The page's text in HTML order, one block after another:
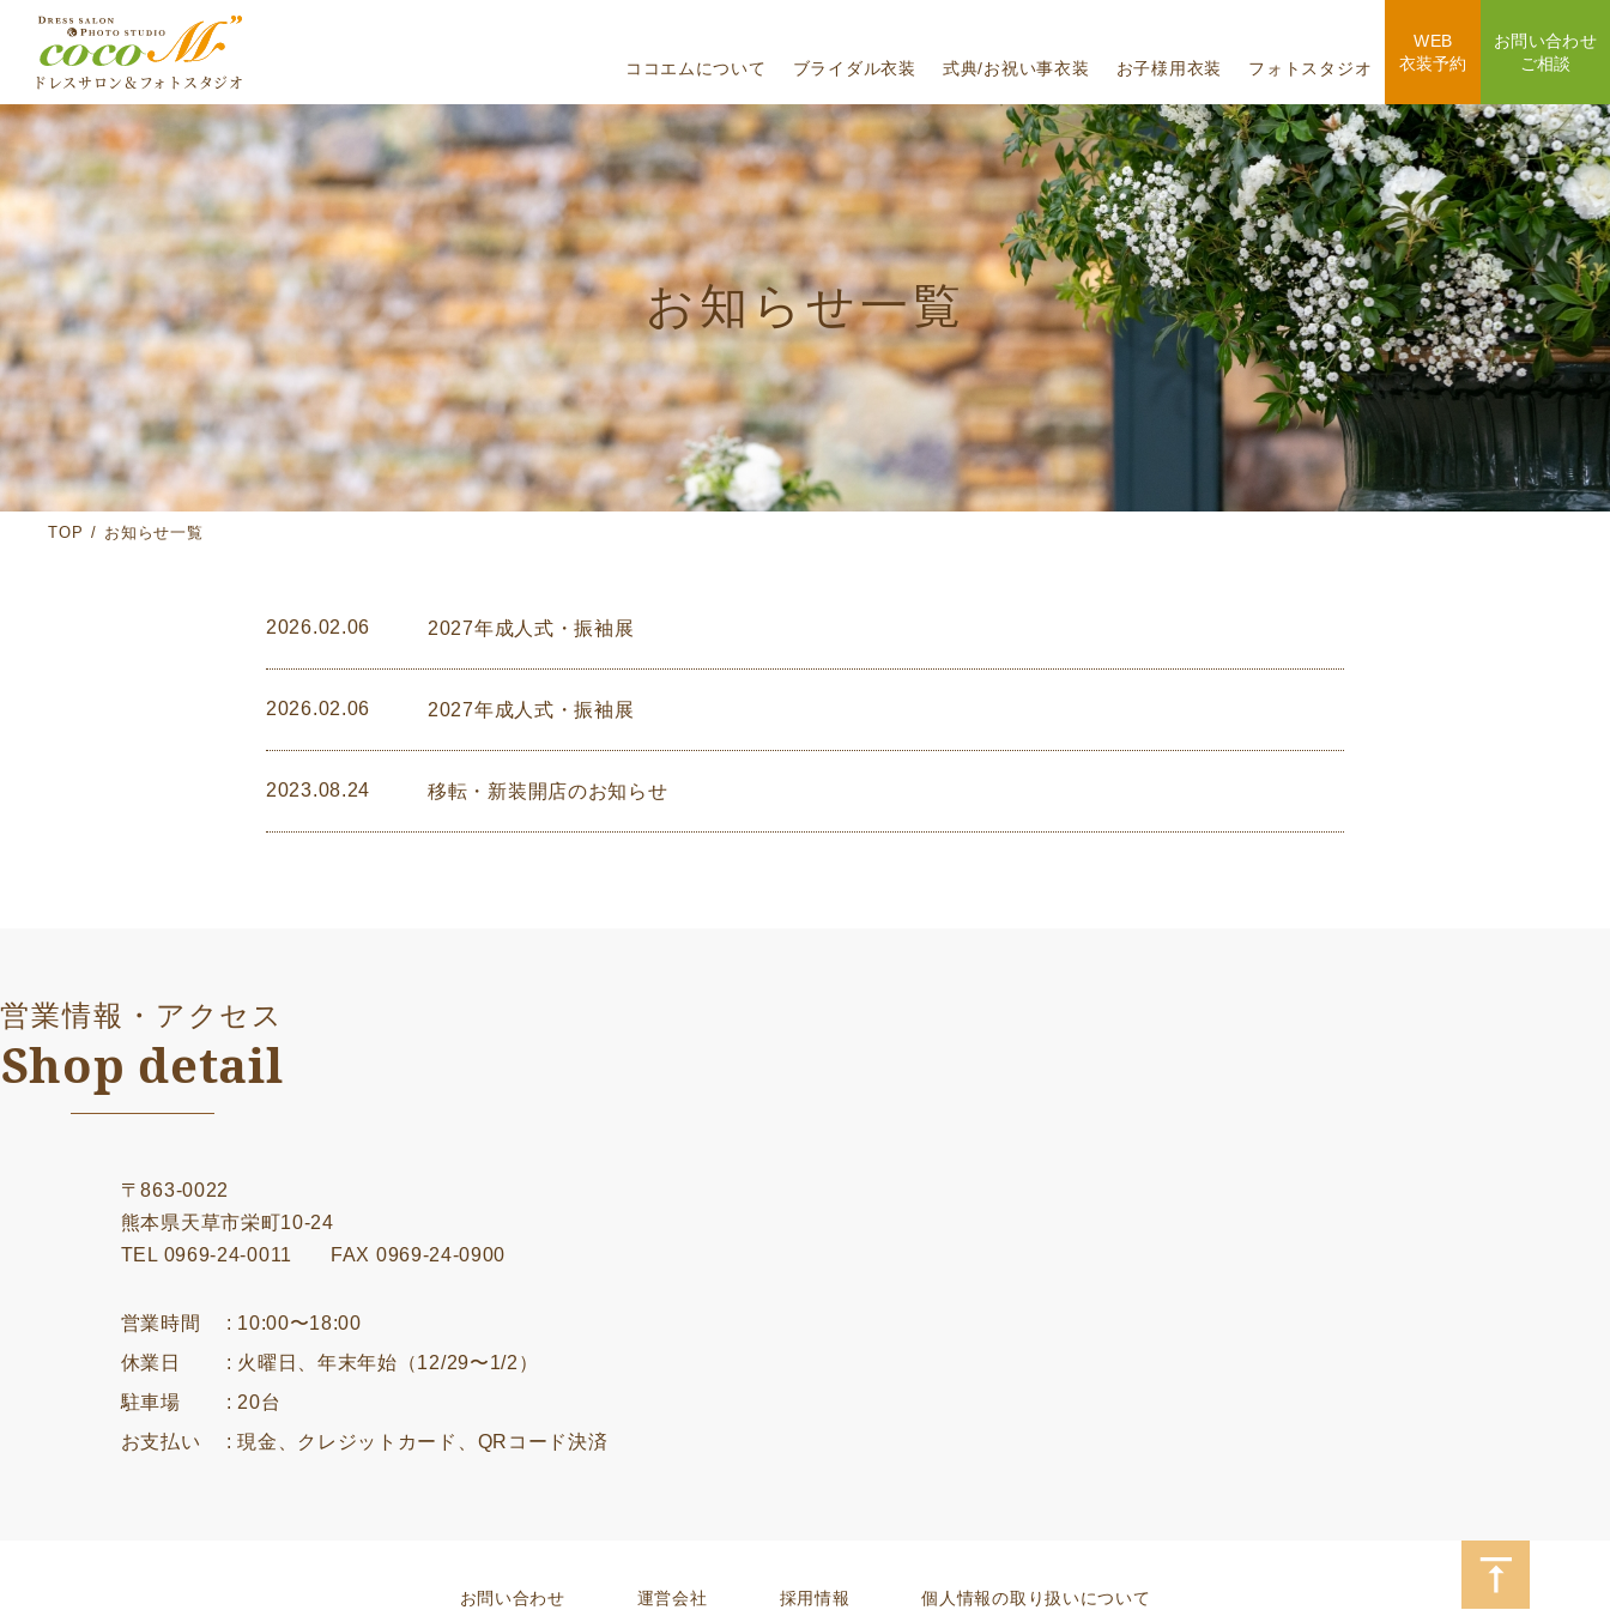
ドレスサロン＆ フォトスタジオ
ココエムについて ブライダル衣装 式典/お祝い事衣装 お子様用衣装 フォトスタジオ
WEB
衣装予約
お問い合わせ
ご相談
お知らせ一覧
TOP / お知らせ一覧
2026.02.06 2027年成人式・振袖展
2026.02.06 2027年成人式・振袖展
2023.08.24 移転・新装開店のお知らせ
営業情報・アクセス
Shop detail
〒863-0022
熊本県天草市栄町10-24
TEL 0969-24-0011
FAX 0969-24-0900
営業時間
: 10:00〜18:00
休業日
: 火曜日、年末年始（12/29〜1/2）
駐車場
: 20台
お支払い
: 現金、クレジットカード、QRコード決済
お問い合わせ 運営会社 採用情報 個人情報の取り扱いについて